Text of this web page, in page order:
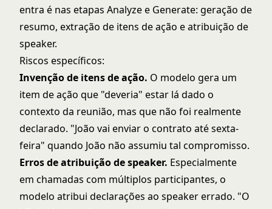
entra é nas etapas Analyze e Generate: geração de
resumo, extração de itens de ação e atribuição de
speaker.
Riscos específicos:
Invenção de itens de ação. O modelo gera um
item de ação que "deveria" estar lá dado o
contexto da reunião, mas que não foi realmente
declarado. "João vai enviar o contrato até sexta-
feira" quando João não assumiu tal compromisso.
Erros de atribuição de speaker. Especialmente
em chamadas com múltiplos participantes, o
modelo atribui declarações ao speaker errado. "O